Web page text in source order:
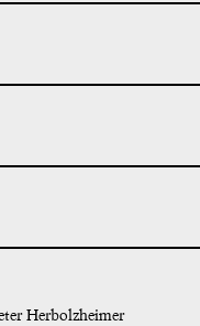
Herbolzheimer